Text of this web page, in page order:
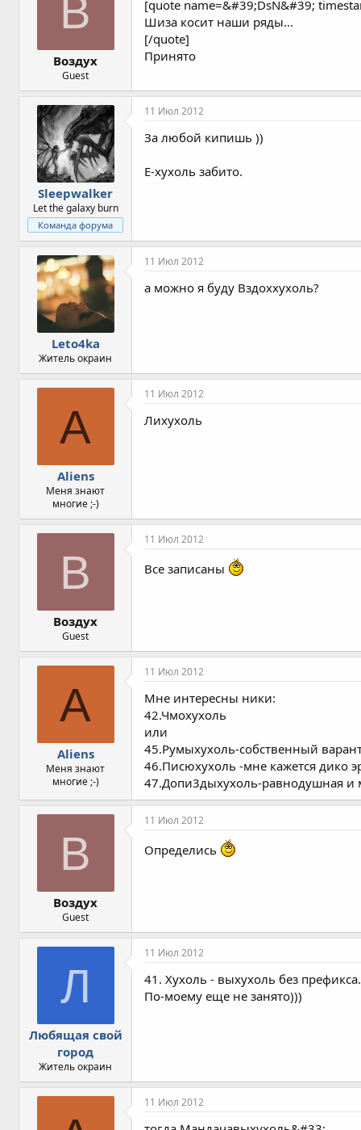
В
Воздух
Guest
[quote name=&#39;DsN&#39;
Шиза косит наши ряды...
[/quote]
Принято
Sleepwalker
Let the galaxy burn
Команда форума
11 Июл 2012
За любой кипишь ))
Е-хухоль забито.
Leto4ka
Житель окраин
11 Июл 2012
а можно я буду Вздоххухоль?
A
Aliens
Меня знают
многие ;-)
11 Июл 2012
Лихухоль
В
Воздух
Guest
11 Июл 2012
Все записаны
A
Aliens
Меня знают
многие ;-)
11 Июл 2012
Мне интересны ники:
42.Чмохухоль
или
45.Румыхухоль-собственный
46.Писюхухоль -мне кажется дико
47.Допи3дыхухоль-равнодушная и
В
Воздух
Guest
11 Июл 2012
Определись
Л
Любящая свой
город
Житель окраин
11 Июл 2012
41. Хухоль - выхухоль без префикса.
По-моему еще не занято)))
11 Июл 2012